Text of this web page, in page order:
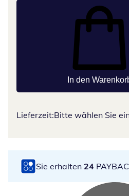
In den
Lieferzeit:Bitte wählen Sie
Sie erhalten 24